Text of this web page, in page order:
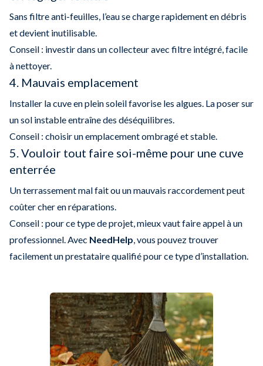
Sans filtre anti-feuilles, l’eau se charge rapidement en débris
et devient inutilisable.
Conseil : investir dans un collecteur avec filtre intégré, facile
à nettoyer.
4. Mauvais emplacement
Installer la cuve en plein soleil favorise les algues. La poser sur
un sol instable entraîne des déséquilibres.
Conseil : choisir un emplacement ombragé et stable.
5. Vouloir tout faire soi-même pour une cuve
enterrée
Un terrassement mal fait ou un mauvais raccordement peut
coûter cher en réparations.
Conseil : pour ce type de projet, mieux vaut faire appel à un
professionnel. Avec NeedHelp, vous pouvez trouver
facilement un prestataire qualifié pour ce type d’installation.